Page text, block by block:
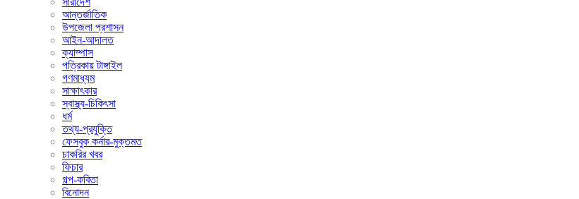
আন্তর্জাতিক
উপজেলা প্রশাসন
আইন-আদালত
ক্যাম্পাস
পত্রিকায় টাঙ্গাইল
গণমাধ্যম
সাক্ষাৎকার
স্বাস্থ্য-চিকিৎসা
ধর্ম
তথ্য-প্রযুক্তি
ফেসবুক কর্নার-মুক্তমত
চাকরির খবর
ফিচার
গল্প-কবিতা
বিনোদন